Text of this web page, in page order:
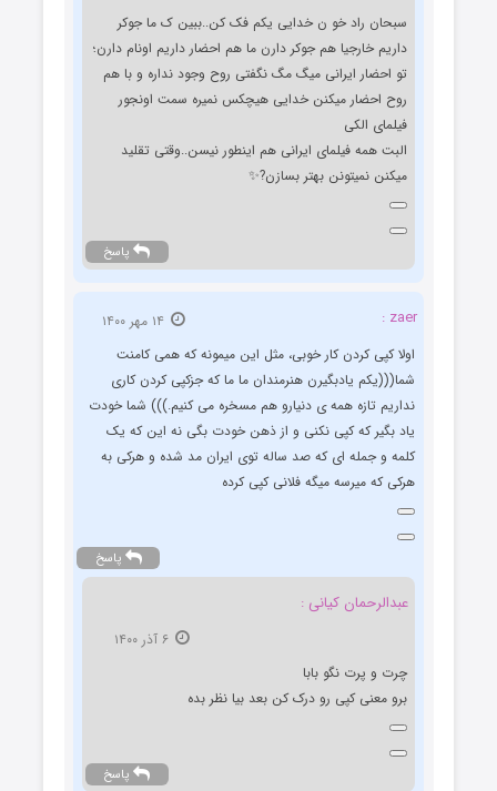
سبحان راد خو ن خدایی یکم فک کن..ببین ک ما جوکر
داریم خارجیا هم جوکر دارن ما هم احضار داریم اونام دارن؛
تو احضار ایرانی میگ مگ نگفتی روح وجود نداره و با هم
روح احضار میکنن خدایی هیچکس نمیره سمت اونجور
فیلمای الکی
البت همه فیلمای ایرانی هم اینطور نیسن..وقتی تقلید
میکنن نمیتونن بهتر بسازن?✨
پاسخ
zaer :
اولا کپی کردن کار خوبی، مثل این میمونه که همی کامنت
شما(((یکم یادبگیرن هنرمندان ما ما که جزکپی کردن کاری
نداریم تازه همه ی دنیارو هم مسخره می کنیم.))) شما خودت
یاد بگیر که کپی نکنی و از ذهن خودت بگی نه این که یک
کلمه و جمله ای که صد ساله توی ایران مد شده و هرکی به
هرکی که میرسه میگه فلانی کپی کرده
پاسخ
عبدالرحمان کیانی :
چرت و پرت نگو بابا
برو معنی کپی رو درک کن بعد بیا نظر بده
پاسخ